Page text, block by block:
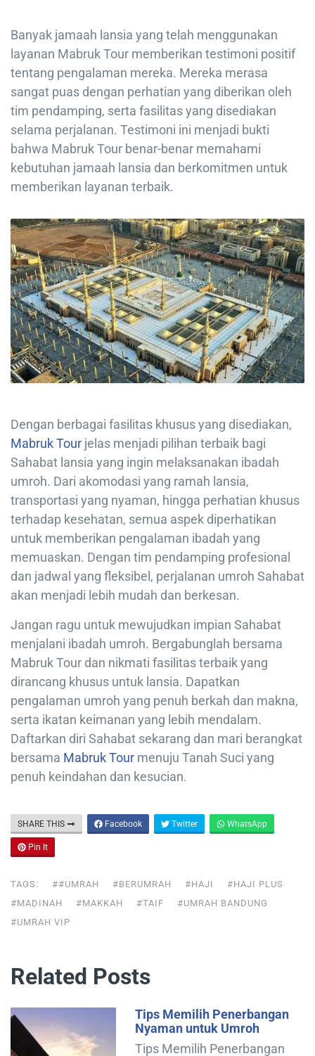
Banyak jamaah lansia yang telah menggunakan
layanan Mabruk Tour memberikan testimoni positif
tentang pengalaman mereka. Mereka merasa
sangat puas dengan perhatian yang diberikan oleh
tim pendamping, serta fasilitas yang disediakan
selama perjalanan. Testimoni ini menjadi bukti
bahwa Mabruk Tour benar-benar memahami
kebutuhan jamaah lansia dan berkomitmen untuk
memberikan layanan terbaik.
Dengan berbagai fasilitas khusus yang disediakan,
Mabruk Tour jelas menjadi pilihan terbaik bagi
Sahabat lansia yang ingin melaksanakan ibadah
umroh. Dari akomodasi yang ramah lansia,
transportasi yang nyaman, hingga perhatian khusus
terhadap kesehatan, semua aspek diperhatikan
untuk memberikan pengalaman ibadah yang
memuaskan. Dengan tim pendamping profesional
dan jadwal yang fleksibel, perjalanan umroh Sahabat
akan menjadi lebih mudah dan berkesan.
Jangan ragu untuk mewujudkan impian Sahabat
menjalani ibadah umroh. Bergabunglah bersama
Mabruk Tour dan nikmati fasilitas terbaik yang
dirancang khusus untuk lansia. Dapatkan
pengalaman umroh yang penuh berkah dan makna,
serta ikatan keimanan yang lebih mendalam.
Daftarkan diri Sahabat sekarang dan mari berangkat
bersama Mabruk Tour menuju Tanah Suci yang
penuh keindahan dan kesucian.
SHARE THIS Facebook Twitter WhatsApp
Pin It
TAGS: ##UMRAH #BERUMRAH #HAJI
#HAJI PLUS
#MADINAH
#MAKKAH #TAIF
#UMRAH BANDUNG
#UMRAH VIP
Related Posts
Tips Memilih Penerbangan
Nyaman untuk Umroh
Tips Memilih Penerbangan